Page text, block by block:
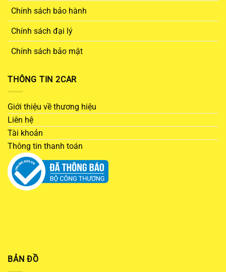
Chính sách bảo hành
Chính sách đại lý
Chính sách bảo mật
THÔNG TIN 2CAR
Giới thiệu về thương hiệu
Liên hệ
Tài khoản
Thông tin thanh toán
BẢN ĐỒ